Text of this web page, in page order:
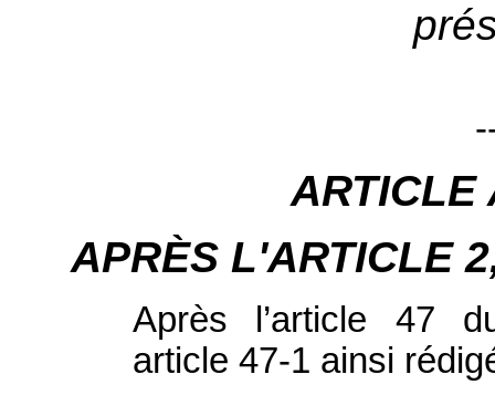
ARTICLE
APRÈS L'ARTICLE
Après l’article 47
article 47‑1 ainsi